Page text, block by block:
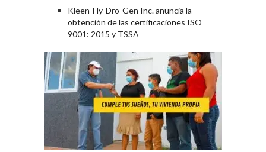
Kleen-Hy-Dro-Gen Inc. anuncia la
obtención de las certificaciones ISO
9001: 2015 y TSSA